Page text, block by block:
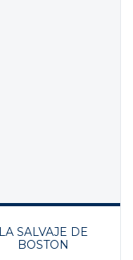
LA SALVAJE DE
BOSTON